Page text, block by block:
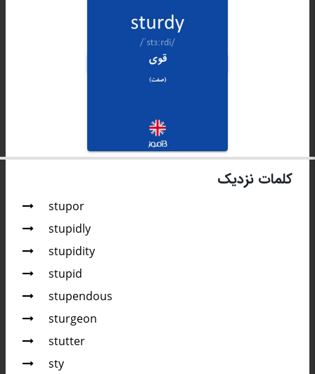
کلمات نزدیک
stupor
stupidly
stupidity
stupid
stupendous
sturgeon
stutter
sty